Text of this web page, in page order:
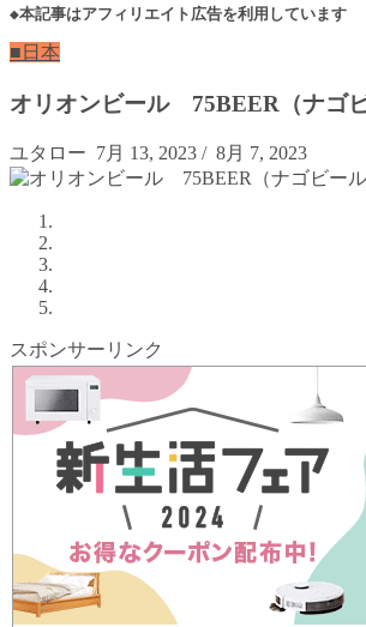
◆本記事はアフィリエイト広告を利用しています
■日本
オリオンビール 75BEER（ナゴ
ユタロー 7月 13, 2023 / 8月 7, 2023
スポンサーリンク